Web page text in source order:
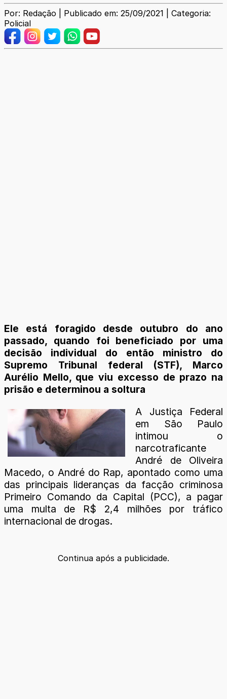
Por: Redação | Publicado em: 25/09/2021 | Categoria:
Policial
Ele está foragido desde outubro do ano
passado, quando foi beneficiado por uma
decisão individual do então ministro do
Supremo Tribunal federal (STF), Marco
Aurélio Mello, que viu excesso de prazo na
prisão e determinou a soltura
A Justiça Federal
em São Paulo
intimou o
narcotraficante
André de Oliveira
Macedo, o André do Rap, apontado como uma
das principais lideranças da facção criminosa
Primeiro Comando da Capital (PCC), a pagar
uma multa de R$ 2,4 milhões por tráfico
internacional de drogas.
Continua após a publicidade.